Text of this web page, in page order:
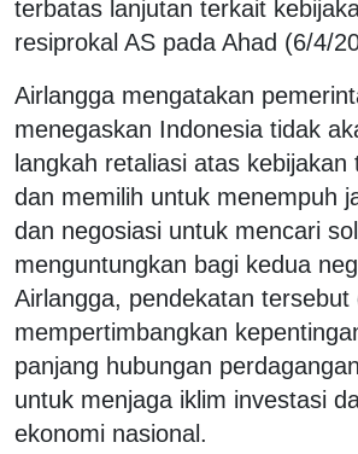
terbatas lanjutan terkait
resiprokal AS pada Ahad (6/4/
Airlangga mengatakan
menegaskan Indonesia tidak
langkah retaliasi atas
dan memilih untuk menempuh
dan negosiasi untuk mencari
menguntungkan bagi kedua
Airlangga, pendekatan tersebut
mempertimbangkan
panjang hubungan
untuk menjaga iklim investasi
ekonomi nasional.